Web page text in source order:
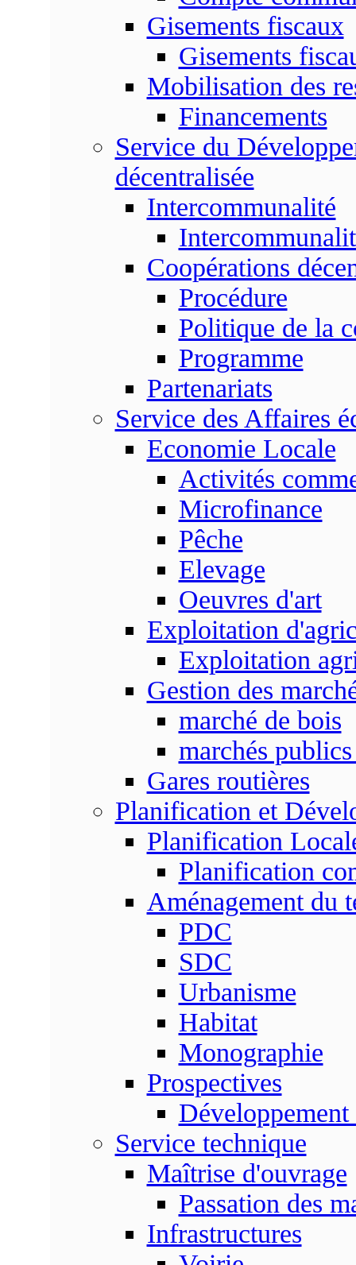
Gisements fiscaux
Gisements
Mobilisation des
Financements
Service du
décentralisée
Intercommunalité
Coopérations
Procédure
Politique de la
Programme
Partenariats
Service des Affaires
Economie Locale
Activités
Microfinance
Pêche
Elevage
Oeuvres d'art
Exploitation
Exploitation
Gestion des
marché de bois
marchés
Gares routières
Planification et
Planification
Planification
Aménagement du
PDC
SDC
Urbanisme
Habitat
Monographie
Prospectives
Développement
Service technique
Maîtrise d'ouvrage
Passation des
Infrastructures